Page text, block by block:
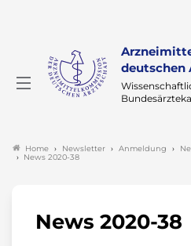
deutschen
Home Newsletter Anmeldung
News 2020-38
News 2020-38